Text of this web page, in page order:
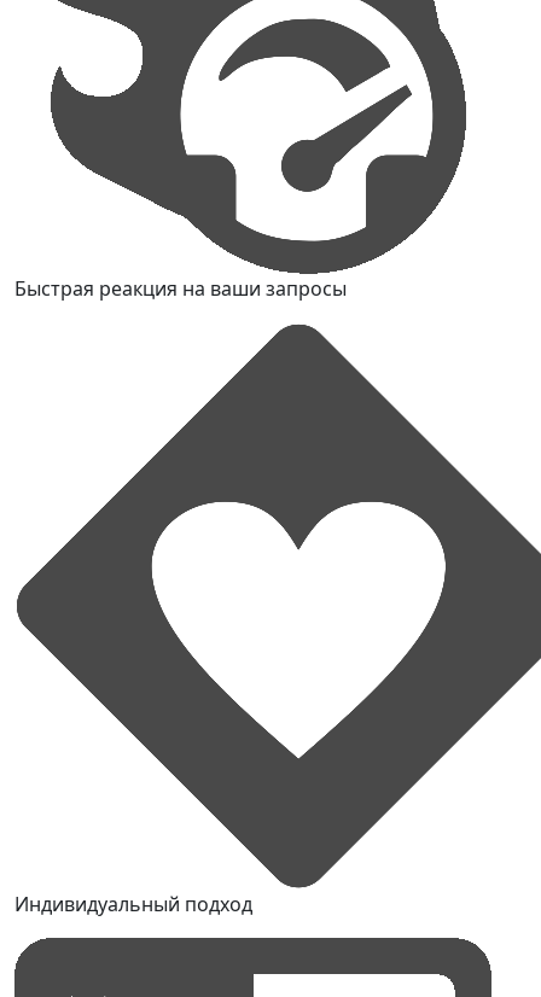
Быстрая реакция на ваши запросы
Индивидуальный подход